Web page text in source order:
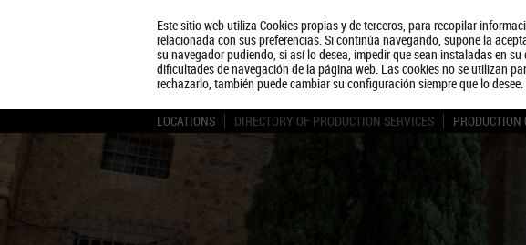
Este sitio web utiliza Cookies propias y de terceros, para recopilar
relacionada con sus preferencias. Si continúa navegando, supone la
su navegador pudiendo, si así lo desea, impedir que sean instaladas en
dificultades de navegación de la página web. Las cookies no se utilizan
rechazarlo, también puede cambiar su configuración siempre que lo
LOCATIONS DIRECTORY OF PRODUCTION SERVICES PRODUCTION